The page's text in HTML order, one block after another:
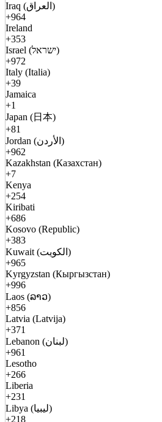
Iraq (العراق)
+964
Ireland
+353
Israel (ישראל)
+972
Italy (Italia)
+39
Jamaica
+1
Japan (日本)
+81
Jordan (الأردن)
+962
Kazakhstan (Казахстан)
+7
Kenya
+254
Kiribati
+686
Kosovo (Republic)
+383
Kuwait (الكويت)
+965
Kyrgyzstan (Кыргызстан)
+996
Laos (ລາວ)
+856
Latvia (Latvija)
+371
Lebanon (لبنان)
+961
Lesotho
+266
Liberia
+231
Libya (ليبيا)
+218